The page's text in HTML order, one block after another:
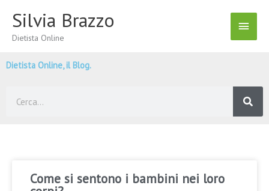
contenuto
Silvia Brazzo
Dietista Online
Menu
Dietista Online, il Blog.
Come si sentono i bambini nei loro